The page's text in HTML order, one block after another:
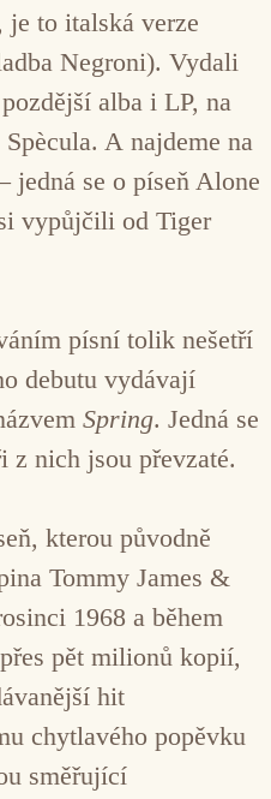
je to italská verze
Negroni). Vydali
alba i LP, na
A najdeme na
jedná se o píseň Alone
vypůjčili od Tiger
písní tolik nešetří
debutu vydávají
Spring. Jedná se
z nich jsou převzaté.
kterou původně
Tommy James &
1968 a během
pět milionů kopií,
hit
chytlavého popěvku
směřující